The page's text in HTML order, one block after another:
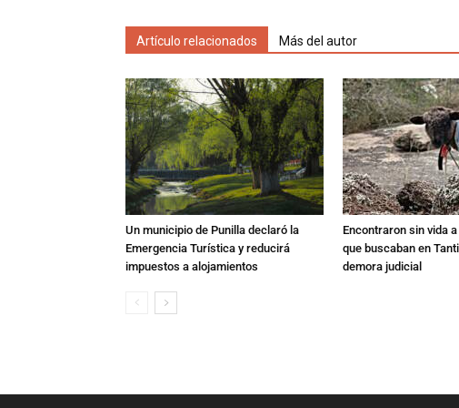
Artículo relacionados Más del autor
Un municipio de Punilla declaró la
Emergencia Turística y reducirá
impuestos a alojamientos
Encontraron sin vida
que buscaban en
demora judicial